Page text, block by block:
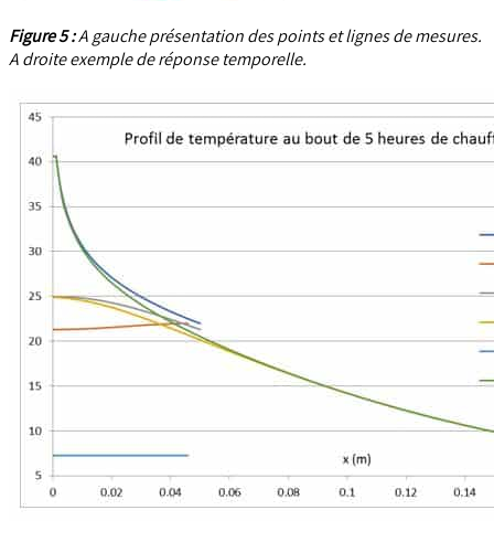
Figure 5 :A gauche présentation des points et lignes de mesures.
A droite exemple de réponse temporelle.